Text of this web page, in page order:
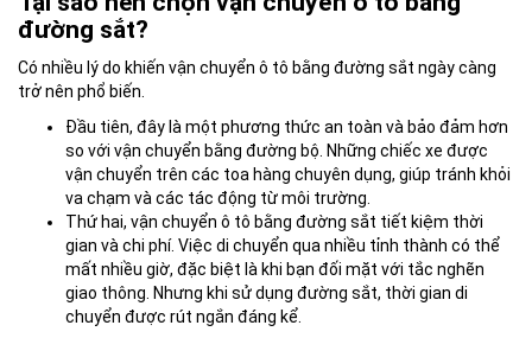
đường sắt?
Có nhiều lý do khiến vận chuyển ô tô bằng đường sắt ngày càng
trở nên phổ biến.
Đầu tiên, đây là một phương thức an toàn và bảo đảm hơn
so với vận chuyển bằng đường bộ. Những chiếc xe được
vận chuyển trên các toa hàng chuyên dụng, giúp tránh khỏi
va chạm và các tác động từ môi trường.
Thứ hai, vận chuyển ô tô bằng đường sắt tiết kiệm thời
gian và chi phí. Việc di chuyển qua nhiều tỉnh thành có thể
mất nhiều giờ, đặc biệt là khi bạn đối mặt với tắc nghẽn
giao thông. Nhưng khi sử dụng đường sắt, thời gian di
chuyển được rút ngắn đáng kể.